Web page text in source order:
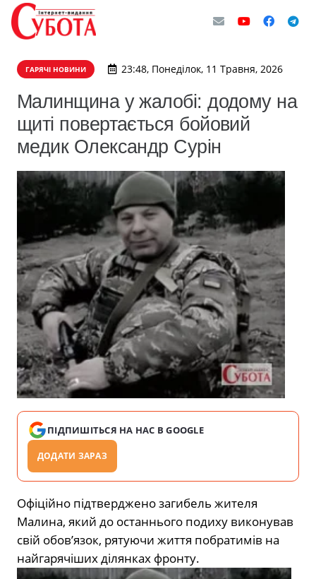
ГАРЯЧІ НОВИНИ 23:48, Понеділок, 11 Травня, 2026
Малинщина у жалобі: додому на
щиті повертається бойовий
медик Олександр Сурін
ПІДПИШІТЬСЯ НА НАС В GOOGLE
ДОДАТИ ЗАРАЗ
Офіційно підтверджено загибель жителя
Малина, який до останнього подиху виконував
свій обов’язок, рятуючи життя побратимів на
найгарячіших ділянках фронту.